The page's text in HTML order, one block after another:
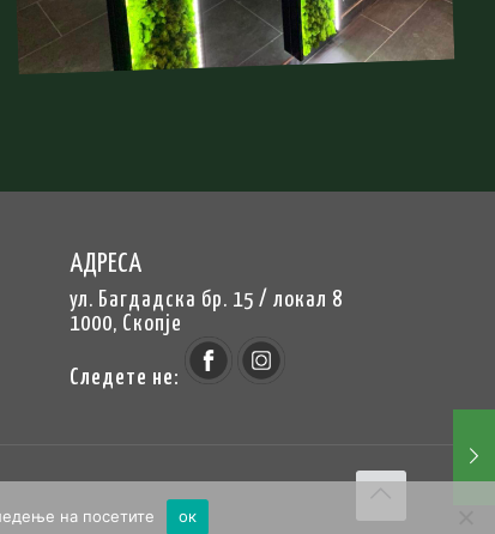
АДРЕСА
ул. Багдадска бр. 15 / локал 8
1000, Скопје
Следете не:
на посетите ок